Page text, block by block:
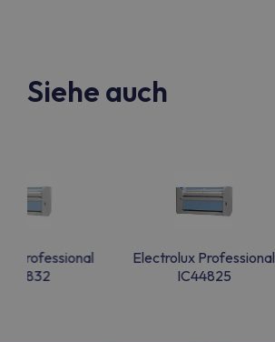
Siehe auch
Professional
Electrolux Professional
IC44825